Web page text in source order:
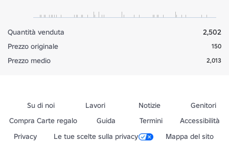
Quantità venduta
2,502
Prezzo originale
150
Prezzo medio 2,013
Su di noi Lavori Notizie
Genitori
Compra Carte regalo
Guida Termini
Accessibilità
Privacy
Le tue scelte sulla privacy Mappa del sito